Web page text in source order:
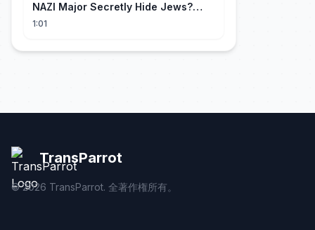
NAZI Major Secretly Hide Jews?
#short #movie
1:01
TransParrot
©2026 TransParrot. 全著作権所有。